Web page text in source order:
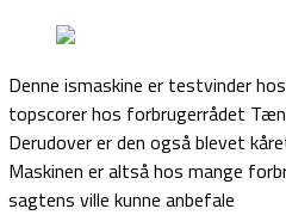
Denne ismaskine er testvinder
topscorer hos forbrugerrådet
Derudover er den også blevet
Maskinen er altså hos mange
sagtens ville kunne anbefale